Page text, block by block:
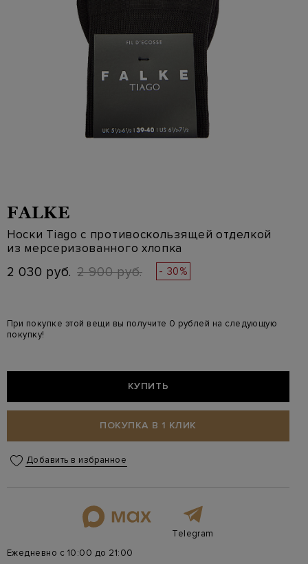
FALKE
Носки Tiago с противоскользящей отделкой
из мерсеризованного хлопка
2 030 руб. 2 900 руб. - 30%
При покупке этой вещи вы получите 0 рублей на следующую
покупку!
КУПИТЬ
ПОКУПКА В 1 КЛИК
Добавить в избранное
Telegram
Ежедневно с 10:00 до 21:00